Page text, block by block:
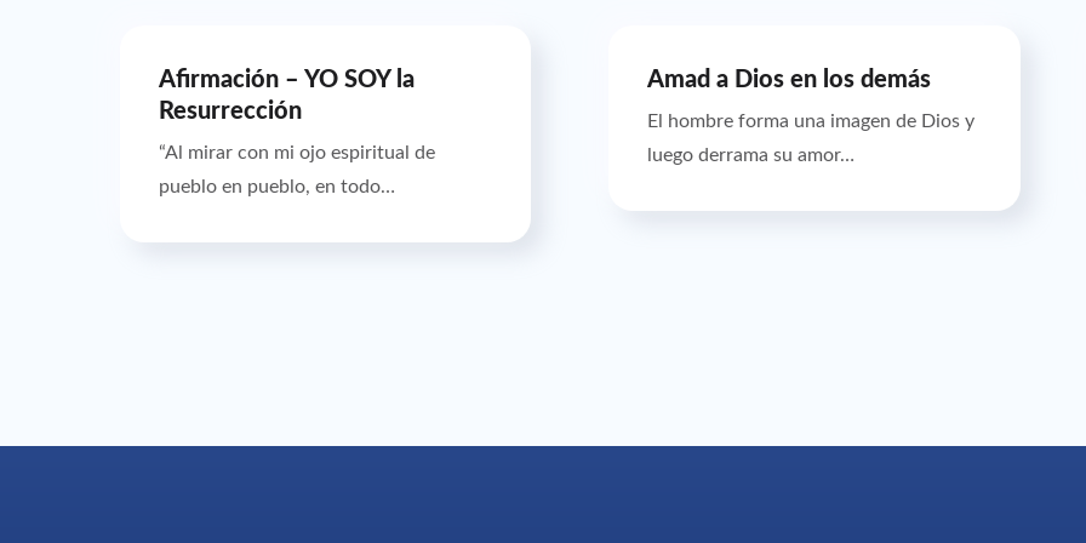
Afirmación – YO SOY la
Resurrección
“Al mirar con mi ojo espiritual de
pueblo en pueblo, en todo…
Amad a Dios en los demás
El hombre forma una imagen de Dios y
luego derrama su amor…